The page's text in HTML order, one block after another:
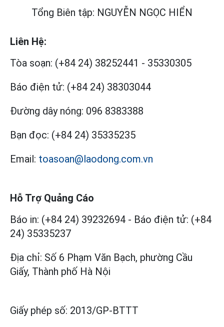
Tổng Biên tập: NGUYỄN NGỌC HIỂN
Liên Hệ:
Tòa soạn: (+84 24) 38252441 - 35330305
Báo điện tử: (+84 24) 38303044
Đường dây nóng: 096 8383388
Bạn đọc: (+84 24) 35335235
Email: toasoan@laodong.com.vn
Hỗ Trợ Quảng Cáo
Báo in: (+84 24) 39232694 - Báo điện tử: (+84
24) 35335237
Địa chỉ: Số 6 Phạm Văn Bạch, phường Cầu
Giấy, Thành phố Hà Nội
Giấy phép số: 2013/GP-BTTT